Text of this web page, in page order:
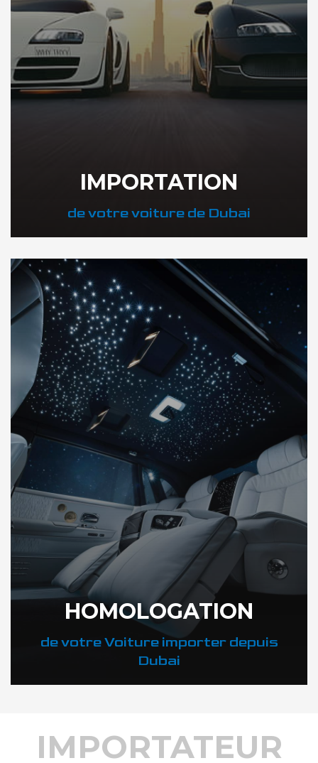
IMPORTATION
de votre voiture de Dubai
DÉCOUVREZ NOTRE IMPORTATION AUTO DUBAI
HOMOLOGATION
de votre Voiture importer depuis
Dubai
IMPORTATEUR